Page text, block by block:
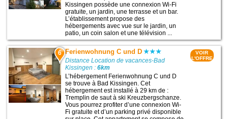
Kissingen possède une connexion Wi-Fi
gratuite, un jardin, une terrasse et un bar.
L’établissement propose des
hébergements avec vue sur le jardin, un
patio, un coin salon et une télévision ...
6 Ferienwohnung C und D
Distance Location de vacances-Bad
Kissingen :6km
L’hébergement Ferienwohnung C und D
se trouve à Bad Kissingen. Cet
hébergement est installé à 29 km de :
Tremplin de saut à ski Kreuzbergschanze.
Vous pourrez profiter d’une connexion Wi-
Fi gratuite et d’un parking privé disponible
VOIR
L'OFFRE